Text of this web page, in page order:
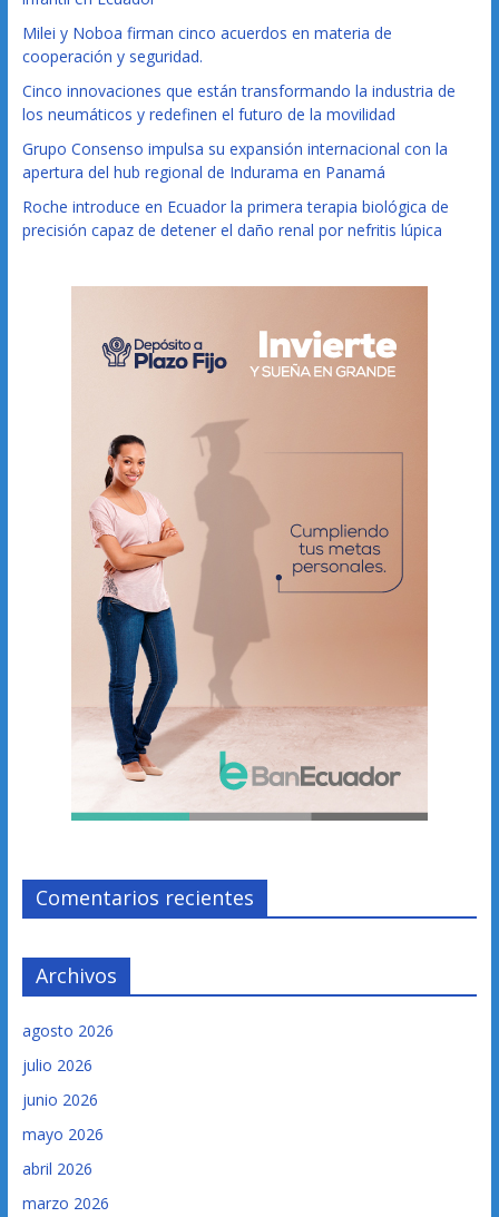
Milei y Noboa firman cinco acuerdos en materia de
cooperación y seguridad.
Cinco innovaciones que están transformando la industria de
los neumáticos y redefinen el futuro de la movilidad
Grupo Consenso impulsa su expansión internacional con la
apertura del hub regional de Indurama en Panamá
Roche introduce en Ecuador la primera terapia biológica de
precisión capaz de detener el daño renal por nefritis lúpica
Comentarios recientes
Archivos
agosto 2026
julio 2026
junio 2026
mayo 2026
abril 2026
marzo 2026